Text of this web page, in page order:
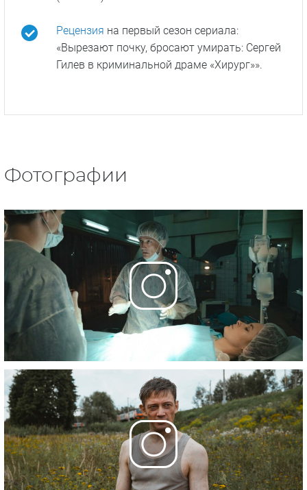
Рецензия на первый сезон сериала:
«Вырезают почку, бросают умирать: Сергей
Гилев в криминальной драме «Хирург»».
Фотографии